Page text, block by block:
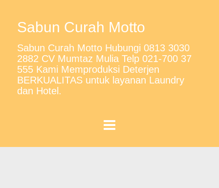
Sabun Curah Motto
Sabun Curah Motto Hubungi 0813 3030
2882 CV Mumtaz Mulia Telp 021-700 37
555 Kami Memproduksi Deterjen
BERKUALITAS untuk layanan Laundry
dan Hotel.